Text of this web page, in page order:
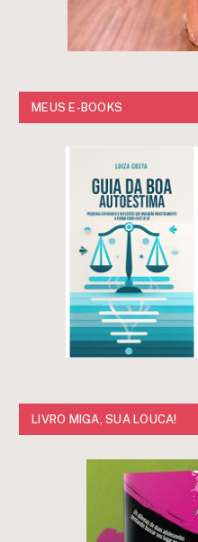
MEUS E-BOOKS
LIVRO MIGA, SUA LOUCA!